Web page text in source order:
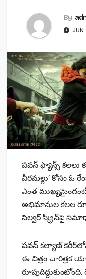
By
JUN
పవన్ ఫ్యాన్స్ కలలు
వీరమల్లు’ కోసం ఓ
ఎంత
అభిమానుల కలల
సిల్వర్ స్క్రీన్‌పై
పవన్ కల్యాణ్
ఈ చిత్రం చారిత్రక